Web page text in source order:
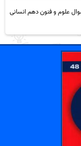
علوم و فنون دهم انسانی